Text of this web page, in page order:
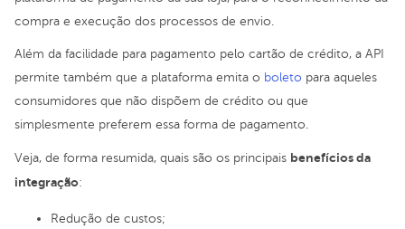
compra e execução dos processos de envio.
Além da facilidade para pagamento pelo cartão de crédito, a API
permite também que a plataforma emita o boleto para aqueles
consumidores que não dispõem de crédito ou que
simplesmente preferem essa forma de pagamento.
Veja, de forma resumida, quais são os principais benefícios da
integração:
Redução de custos;